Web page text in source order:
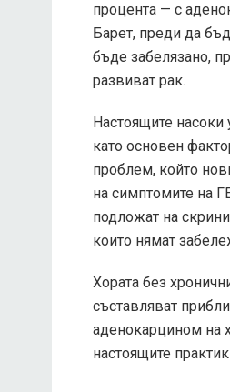
процента — с
Барет, преди да
бъде забелязано,
развиват рак.
Настоящите
като основен
проблем, който
на симптомите на
подложат на
които нямат
Хората без
съставляват
аденокарцином на
настоящите